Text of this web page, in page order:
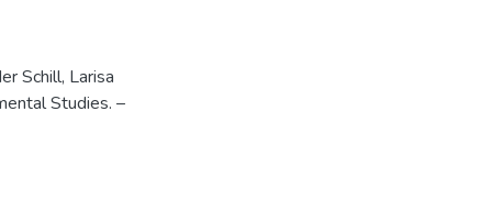
Schill, Larisa
Studies. –